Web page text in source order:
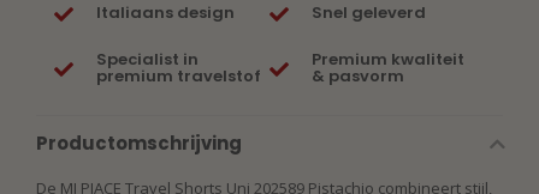
Italiaans design Snel geleverd
Specialist in
premium travelstof
Premium kwaliteit
& pasvorm
Productomschrijving
De MI PIACE Travel Shorts Uni 202589 Pistachio combineert stijl,